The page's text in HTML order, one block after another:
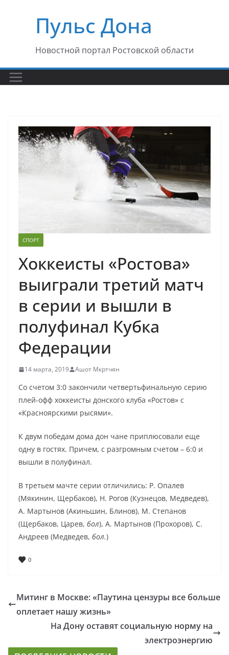
содержимомуПульс Дона
Новостной портал Ростовской области
СПОРТ
Хоккеисты «Ростова»
выиграли третий матч
в серии и вышли в
полуфинал Кубка
Федерации
14 марта, 2019 Ашот Мкртчян
Со счетом 3:0 закончили четвертьфинальную серию
плей-офф хоккеисты донского клуба «Ростов» с
«Красноярскими рысями».
К двум победам дома дон чане приплюсовали еще
одну в гостях. Причем, с разгромным счетом – 6:0 и
вышли в полуфинал.
В третьем мачте серии отличились: Р. Опалев
(Мякинин, Щербаков), Н. Рогов (Кузнецов, Медведев),
А. Мартынов (Акиньшин, Блинов), М. Степанов
(Щербаков, Царев, бол), А. Мартынов (Прохоров), С.
Андреев (Медведев, бол.)
0
Митинг в Москве: «Паутина цензуры все больше
оплетает нашу жизнь»
На Дону оставят социальную норму на
электроэнергию